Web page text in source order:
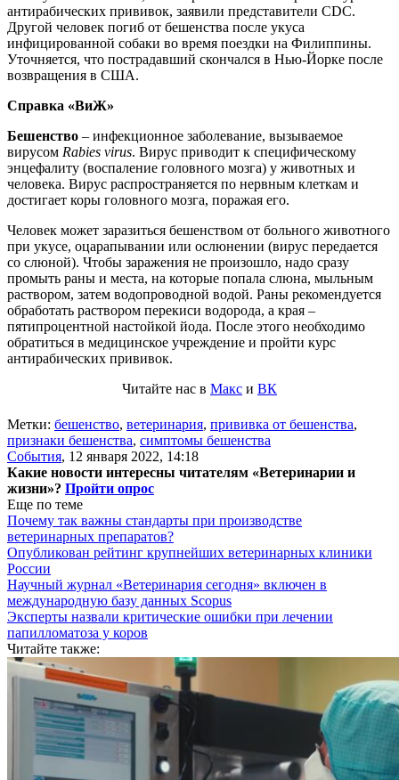
антирабических прививок, заявили представители CDC.
Другой человек погиб от бешенства после укуса
инфицированной собаки во время поездки на Филиппины.
Уточняется, что пострадавший скончался в Нью-Йорке после
возвращения в США.
Справка «ВиЖ»
Бешенство – инфекционное заболевание, вызываемое
вирусом Rabies virus. Вирус приводит к специфическому
энцефалиту (воспаление головного мозга) у животных и
человека. Вирус распространяется по нервным клеткам и
достигает коры головного мозга, поражая его.
Человек может заразиться бешенством от больного животного
при укусе, оцарапывании или ослюнении (вирус передается
со слюной). Чтобы заражения не произошло, надо сразу
промыть раны и места, на которые попала слюна, мыльным
раствором, затем водопроводной водой. Раны рекомендуется
обработать раствором перекиси водорода, а края –
пятипроцентной настойкой йода. После этого необходимо
обратиться в медицинское учреждение и пройти курс
антирабических прививок.
Читайте нас в Макс и ВК
Метки: бешенство, ветеринария, прививка от бешенства,
признаки бешенства, симптомы бешенства
События, 12 января 2022, 14:18
Какие новости интересны читателям «Ветеринарии и
жизни»? Пройти опрос
Еще по теме
Почему так важны стандарты при производстве
ветеринарных препаратов?
Опубликован рейтинг крупнейших ветеринарных клиники
России
Научный журнал «Ветеринария сегодня» включен в
международную базу данных Scopus
Эксперты назвали критические ошибки при лечении
папилломатоза у коров
Читайте также: